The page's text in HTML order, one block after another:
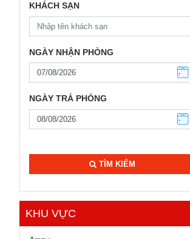
KHÁCH SẠN
NGÀY NHẬN PHÒNG
NGÀY TRẢ PHÒNG
TÌM KIẾM
KHU VỰC